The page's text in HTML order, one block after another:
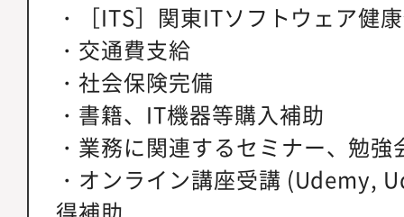
・［ITS］関東ITソフトウェア健
・交通費支給
・社会保険完備
・書籍、IT機器等購入補助
・業務に関連するセミナー、勉
・オンライン講座受講 (Udemy,